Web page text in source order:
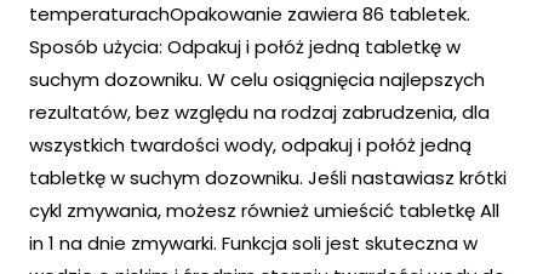
temperaturachOpakowanie zawiera 86 tabletek.
Sposób użycia: Odpakuj i połóż jedną tabletkę w
suchym dozowniku. W celu osiągnięcia najlepszych
rezultatów, bez względu na rodzaj zabrudzenia, dla
wszystkich twardości wody, odpakuj i połóż jedną
tabletkę w suchym dozowniku. Jeśli nastawiasz krótki
cykl zmywania, możesz również umieścić tabletkę All
in 1 na dnie zmywarki. Funkcja soli jest skuteczna w